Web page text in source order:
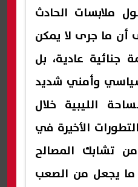
ملابسات الحادث
أن ما جرى لا يمكن
جنائية عادية، بل
وأمني شديد
الليبية خلال
الأخيرة في
تشابك المصالح
ما يجعل من الصعب